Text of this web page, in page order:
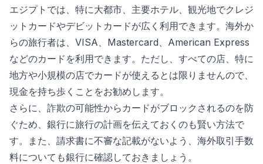
エジプトでは、特に大都市、主要ホテル、観光地でクレジ
ットカードやデビットカードが広く利用できます。海外か
らの旅行者は、VISA、Mastercard、American Express
などのカードを利用できます。ただし、すべての店、特に
地方や小規模の店でカードが使えるとは限りませんので、
現金を持ち歩くことをお勧めします。
さらに、詐欺の可能性からカードがブロックされるのを防
ぐため、銀行に旅行の計画を伝えておくのも賢い方法で
す。また、請求書に不審な記載がないよう、海外取引手数
料についても銀行に確認しておきましょう。